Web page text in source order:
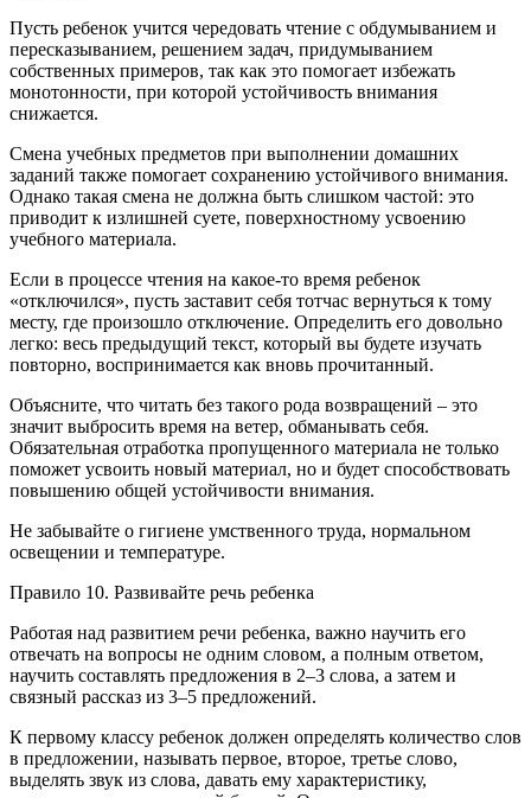
Пусть ребенок учится чередовать чтение с обдумыванием и
пересказыванием, решением задач, придумыванием
собственных примеров, так как это помогает избежать
монотонности, при которой устойчивость внимания
снижается.
Смена учебных предметов при выполнении домашних
заданий также помогает сохранению устойчивого внимания.
Однако такая смена не должна быть слишком частой: это
приводит к излишней суете, поверхностному усвоению
учебного материала.
Если в процессе чтения на какое-то время ребенок
«отключился», пусть заставит себя тотчас вернуться к тому
месту, где произошло отключение. Определить его довольно
легко: весь предыдущий текст, который вы будете изучать
повторно, воспринимается как вновь прочитанный.
Объясните, что читать без такого рода возвращений – это
значит выбросить время на ветер, обманывать себя.
Обязательная отработка пропущенного материала не только
поможет усвоить новый материал, но и будет способствовать
повышению общей устойчивости внимания.
Не забывайте о гигиене умственного труда, нормальном
освещении и температуре.
Правило 10. Развивайте речь ребенка
Работая над развитием речи ребенка, важно научить его
отвечать на вопросы не одним словом, а полным ответом,
научить составлять предложения в 2–3 слова, а затем и
связный рассказ из 3–5 предложений.
К первому классу ребенок должен определять количество слов
в предложении, называть первое, второе, третье слово,
выделять звук из слова, давать ему характеристику,